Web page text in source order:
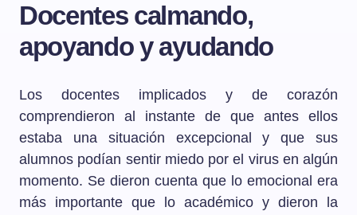
Docentes calmando,
apoyando y ayudando
Los docentes implicados y de corazón
comprendieron al instante de que antes ellos
estaba una situación excepcional y que sus
alumnos podían sentir miedo por el virus en algún
momento. Se dieron cuenta que lo emocional era
más importante que lo académico y dieron la